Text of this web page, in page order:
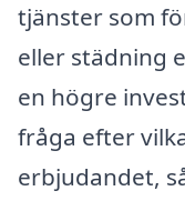
tjänster som
eller städning
en högre
fråga efter
erbjudandet,